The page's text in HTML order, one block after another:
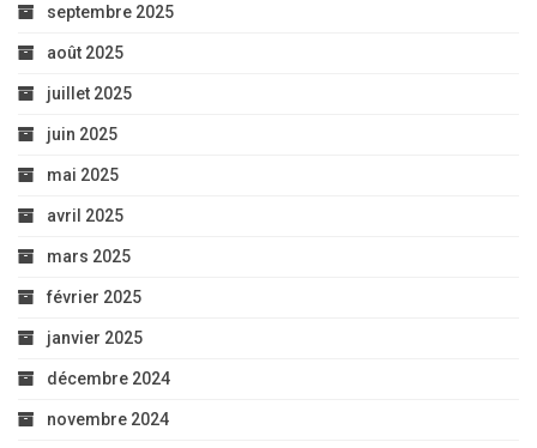
septembre 2025
août 2025
juillet 2025
juin 2025
mai 2025
avril 2025
mars 2025
février 2025
janvier 2025
décembre 2024
novembre 2024